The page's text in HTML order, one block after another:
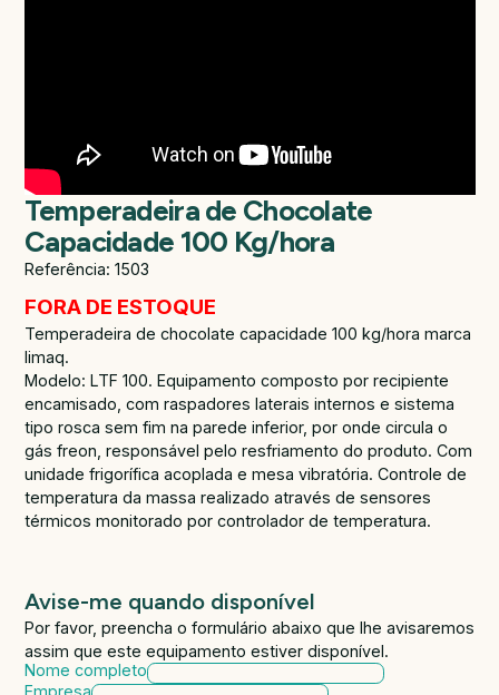
Temperadeira de Chocolate
Capacidade 100 Kg/hora
Referência: 1503
FORA DE ESTOQUE
Temperadeira de chocolate capacidade 100 kg/hora marca
limaq.
Modelo: LTF 100. Equipamento composto por recipiente
encamisado, com raspadores laterais internos e sistema
tipo rosca sem fim na parede inferior, por onde circula o
gás freon, responsável pelo resfriamento do produto. Com
unidade frigorífica acoplada e mesa vibratória. Controle de
temperatura da massa realizado através de sensores
térmicos monitorado por controlador de temperatura.
Avise-me quando disponível
Por favor, preencha o formulário abaixo que lhe avisaremos
assim que este equipamento estiver disponível.
Nome completo